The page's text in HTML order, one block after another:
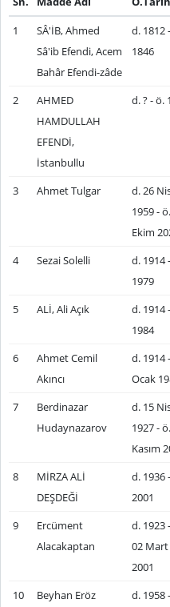
1
SÂ'İB, Ahmed
Sâ'ib Efendi, Acem
Bahâr Efendi-zâde
d. 1812
1846
2
AHMED
HAMDULLAH
EFENDİ,
İstanbullu
d. ? - ö.
3 Ahmet Tulgar
d. 26
1959 -
Ekim
4 Sezai Solelli
d. 1914
1979
5 ALİ, Ali Açık
d. 1914
1984
6
Ahmet Cemil
Akıncı
d. 1914
Ocak
7
Berdinazar
Hudaynazarov
d. 15
1927 -
Kasım
8
MİRZA ALİ
DEŞDEĞİ
d. 1936
2001
9
Ercüment
Alacakaptan
d. 1923
02 Mart
2001
10 Beyhan Eröz d. 1958